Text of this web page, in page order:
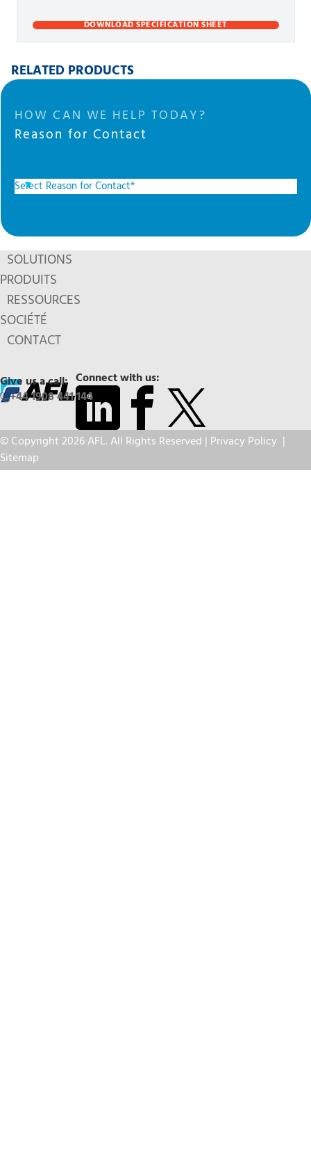
DOWNLOAD SPECIFICATION SHEET
RELATED PRODUCTS
HOW CAN WE HELP TODAY?
Reason for Contact
SOLUTIONS
PRODUITS
RESSOURCES
SOCIÉTÉ
CONTACT
Connect with us:
Give us a call:
+44 1908 441 144
© Copyright 2026 AFL. All Rights Reserved | Privacy Policy |
Sitemap